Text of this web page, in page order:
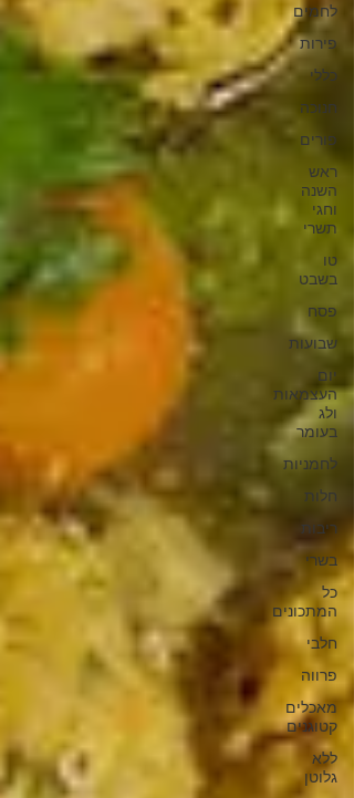
לחמים
פירות
כללי
חנוכה
פורים
ראש
השנה
וחגי
תשרי
טו
בשבט
פסח
שבועות
יום
העצמאות
ולג
בעומר
לחמניות
חלות
ריבות
בשרי
כל
המתכונים
חלבי
פרווה
מאכלים
קטוגנים
ללא
גלוטן